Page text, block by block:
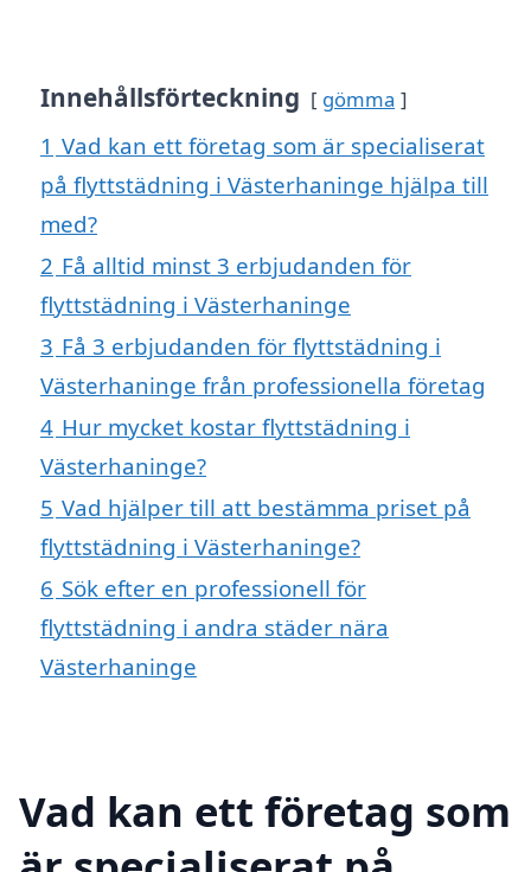
Innehållsförteckning gömma
1 Vad kan ett företag som är specialiserat
på flyttstädning i Västerhaninge hjälpa till
med?
2 Få alltid minst 3 erbjudanden för
flyttstädning i Västerhaninge
3 Få 3 erbjudanden för flyttstädning i
Västerhaninge från professionella företag
4 Hur mycket kostar flyttstädning i
Västerhaninge?
5 Vad hjälper till att bestämma priset på
flyttstädning i Västerhaninge?
6 Sök efter en professionell för
flyttstädning i andra städer nära
Västerhaninge
Vad kan ett företag som